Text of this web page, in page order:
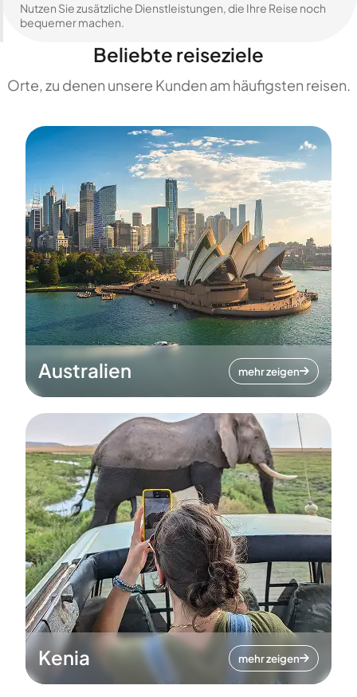
Nutzen Sie zusätzliche Dienstleistungen, die Ihre Reise noch
bequemer machen.
Beliebte reiseziele
Orte, zu denen unsere Kunden am häufigsten reisen.
Australien mehr zeigen
Kenia mehr zeigen